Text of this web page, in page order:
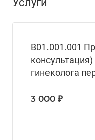
B01.001.001
гинеколога
3 000 ₽